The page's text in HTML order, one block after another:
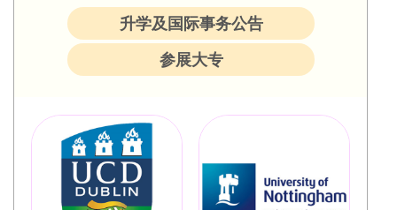
升学及国际事务公告
参展大专